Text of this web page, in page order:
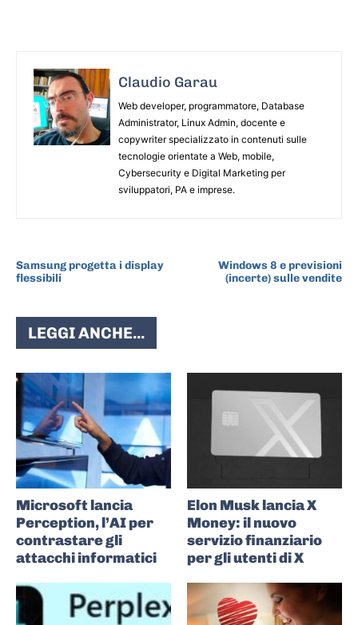
Claudio Garau
Web developer, programmatore, Database
Administrator, Linux Admin, docente e
copywriter specializzato in contenuti sulle
tecnologie orientate a Web, mobile,
Cybersecurity e Digital Marketing per
sviluppatori, PA e imprese.
Samsung progetta i display
flessibili
Windows 8 e previsioni
(incerte) sulle vendite
LEGGI ANCHE...
Microsoft lancia
Perception, l’AI per
contrastare gli
attacchi informatici
Elon Musk lancia X
Money: il nuovo
servizio finanziario
per gli utenti di X